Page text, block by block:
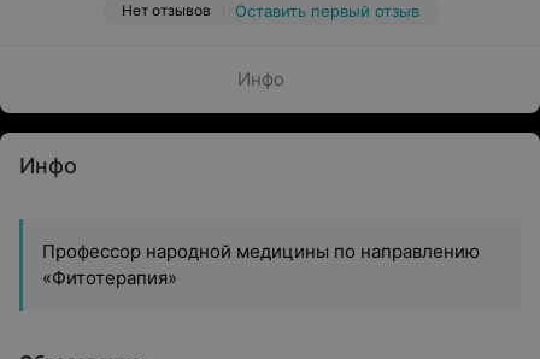
Нет отзывов Оставить первый отзыв
Инфо
Инфо
Профессор народной медицины по направлению
«Фитотерапия»